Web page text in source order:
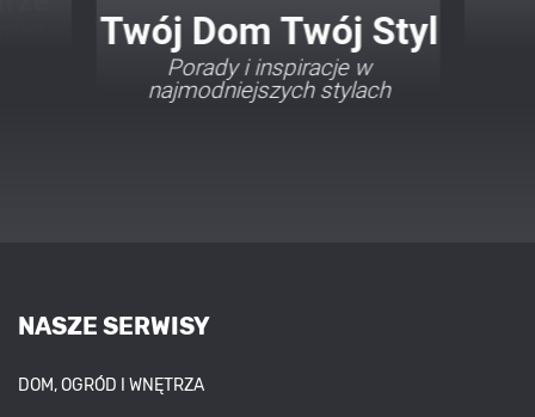
Twój Dom Twój Styl
Porady i inspiracje w
najmodniejszych stylach
NASZE SERWISY
DOM, OGRÓD I WNĘTRZA